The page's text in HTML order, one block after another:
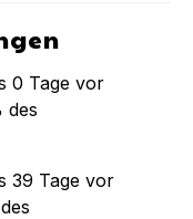
0 Tage vor
des
39 Tage vor
des